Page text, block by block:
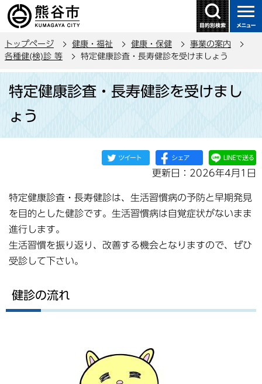
の
ー
す
トップページ 健康・福祉 健康・保健
事業の案内
各種健(検)診 等
特定健康診査・長寿健診を受けましょう
か
特定健康診査・長寿健診を受けまし
ょう
更新日：2026年4月1日
特定健康診査・長寿健診は、生活習慣病の予防と早期発見
を目的とした健診です。生活習慣病は自覚症状がないまま
進行します。
生活習慣を振り返り、改善する機会となりますので、ぜひ
受診して下さい。
健診の流れ